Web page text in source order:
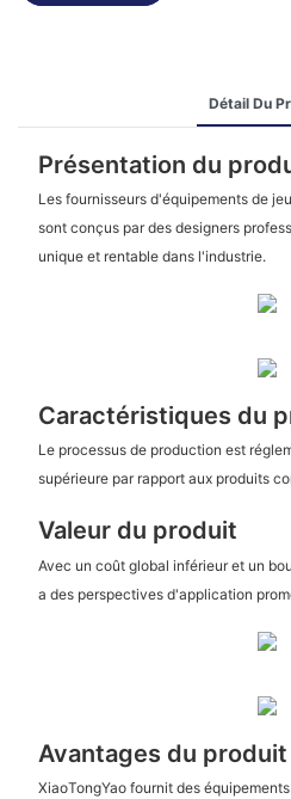
Détail Du
Présentation du
Les fournisseurs d'équipements de
sont conçus par des designers
unique et rentable dans l'industrie.
Caractéristiques du
Le processus de production est
supérieure par rapport aux produits
Valeur du produit
Avec un coût global inférieur et un
a des perspectives d'application
Avantages du produit
XiaoTongYao fournit des